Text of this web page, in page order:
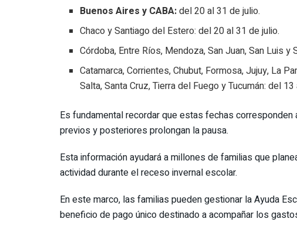
Buenos Aires y CABA:del 20 al 31 de julio.
Chaco y Santiago del Estero: del 20 al 31 de julio.
Córdoba, Entre Ríos, Mendoza, San Juan, San Luis y
Catamarca, Corrientes, Chubut, Formosa, Jujuy, La
Salta, Santa Cruz, Tierra del Fuego y Tucumán: del
Es fundamental recordar que estas fechas
previos y posteriores prolongan la pausa.
Esta información ayudará a millones de familias que
actividad durante el receso invernal escolar.
En este marco, las familias pueden gestionar la Ayuda
beneficio de pago único destinado a acompañar los